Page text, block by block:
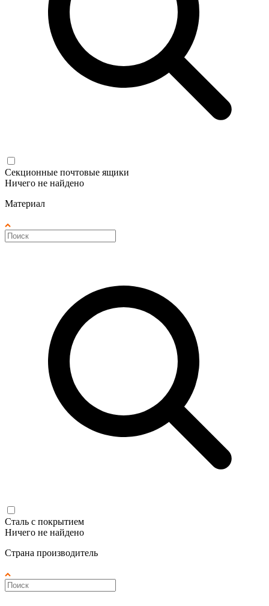
Секционные почтовые ящики
Ничего не найдено
Материал
Сталь с покрытием
Ничего не найдено
Страна производитель